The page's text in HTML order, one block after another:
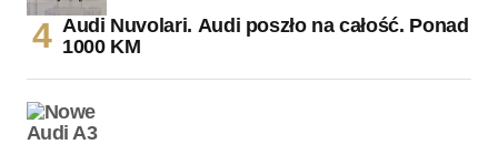
Audi Nuvolari. Audi poszło na całość. Ponad
1000 KM